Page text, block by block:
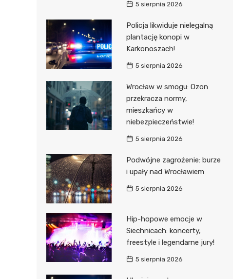
5 sierpnia 2026
Policja likwiduje nielegalną
plantację konopi w
Karkonoszach!
5 sierpnia 2026
Wrocław w smogu: Ozon
przekracza normy,
mieszkańcy w
niebezpieczeństwie!
5 sierpnia 2026
Podwójne zagrożenie: burze
i upały nad Wrocławiem
5 sierpnia 2026
Hip-hopowe emocje w
Siechnicach: koncerty,
freestyle i legendarne jury!
5 sierpnia 2026